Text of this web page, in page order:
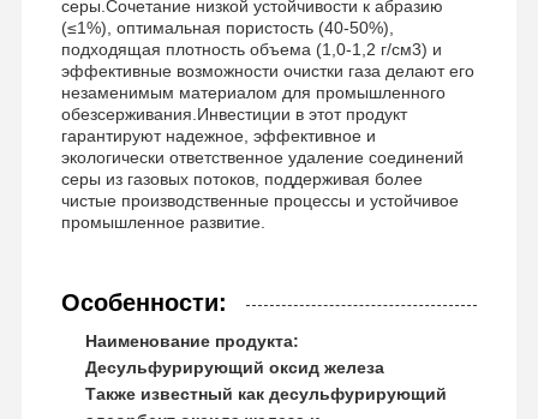
Катионный полиакриламид
Гелевое средство для разрыва окисления
Средство высокотемпературного осаждения
Десульфурирующее средство
серы.Сочетание низкой устойчивости к абразию
(≤1%), оптимальная пористость (40-50%),
подходящая плотность объема (1,0-1,2 г/см3) и
эффективные возможности очистки газа делают его
незаменимым материалом для промышленного
обезсерживания.Инвестиции в этот продукт
гарантируют надежное, эффективное и
экологически ответственное удаление соединений
серы из газовых потоков, поддерживая более
чистые производственные процессы и устойчивое
промышленное развитие.
Особенности:
Наименование продукта:
Десульфурирующий оксид железа
Также известный как десульфурирующий